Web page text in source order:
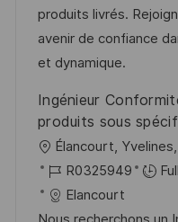
o
n
d
D
a
e
g
o
r
produits livrés.
avenir de confiance
et dynamique.
Ingénieur
produits sous
L
o
c
a
Élancourt,
J
o
b
R0325949
Elancourt